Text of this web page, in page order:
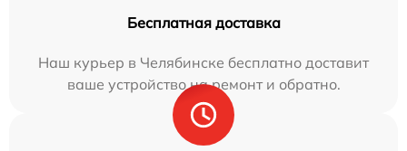
Бесплатная доставка
Наш курьер в Челябинске бесплатно доставит
ваше устройство на ремонт и обратно.